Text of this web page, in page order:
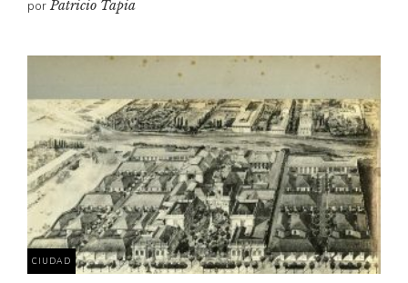
porPatricio Tapia
CIUDAD